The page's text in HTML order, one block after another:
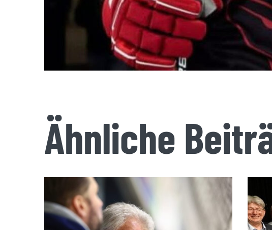
Ähnliche